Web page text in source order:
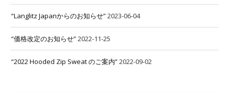
“Langlitz Japanからのお知らせ”2023-06-04
“価格改定のお知らせ”2022-11-25
“2022 Hooded Zip Sweat のご案内”2022-09-02